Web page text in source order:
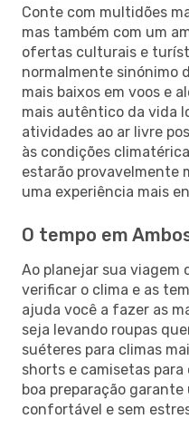
Conte com multidões
mas também com um
ofertas culturais e
normalmente sinónimo
mais baixos em voos e
mais autêntico da vida
atividades ao ar livre
às condições
estarão provavelmente
uma experiência mais
O tempo em
Ao planejar sua viagem
verificar o clima e as
ajuda você a fazer as
seja levando roupas
suéteres para climas
shorts e camisetas
boa preparação
confortável e sem